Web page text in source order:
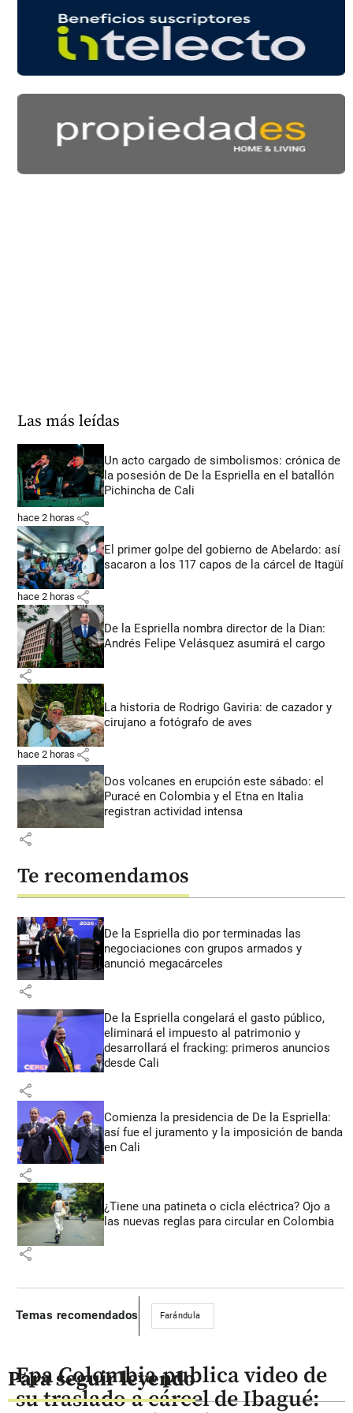
Las más leídas
Un acto cargado de simbolismos: crónica de
la posesión de De la Espriella en el batallón
Pichincha de Cali
hace 2 horas share
El primer golpe del gobierno de Abelardo: así
sacaron a los 117 capos de la cárcel de Itagüí
hace 2 horas share
De la Espriella nombra director de la Dian:
Andrés Felipe Velásquez asumirá el cargo
share
La historia de Rodrigo Gaviria: de cazador y
cirujano a fotógrafo de aves
hace 2 horas share
Dos volcanes en erupción este sábado: el
Puracé en Colombia y el Etna en Italia
registran actividad intensa
share
Te recomendamos
De la Espriella dio por terminadas las
negociaciones con grupos armados y
anunció megacárceles
share
De la Espriella congelará el gasto público,
eliminará el impuesto al patrimonio y
desarrollará el fracking: primeros anuncios
desde Cali
share
Comienza la presidencia de De la Espriella:
así fue el juramento y la imposición de banda
en Cali
share
¿Tiene una patineta o cicla eléctrica? Ojo a
las nuevas reglas para circular en Colombia
share
Temas recomendados Farándula
Para seguir leyendo
Epa Colombia publica video de
su traslado a cárcel de Ibagué: